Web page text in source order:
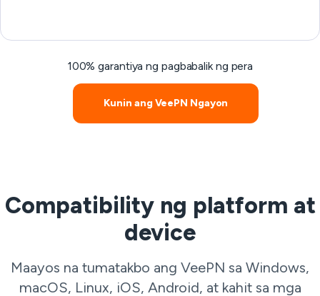
100% garantiya ng pagbabalik ng pera
Kunin ang VeePN Ngayon
Compatibility ng platform at
device
Maayos na tumatakbo ang VeePN sa Windows,
macOS, Linux, iOS, Android, at kahit sa mga